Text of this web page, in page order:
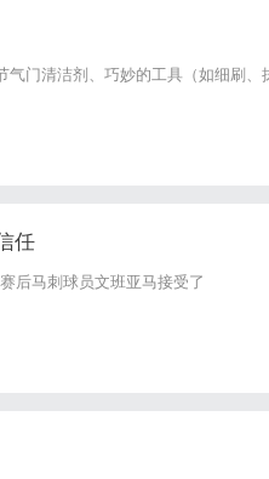
气门清洁剂、巧妙的工具（如细刷、
任
后马刺球员文班亚马接受了